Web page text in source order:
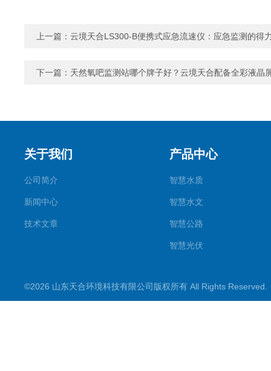
上一篇： 云境天合LS300-B便携式应急流速仪：应急监测的得
下一篇： 天然氧吧监测站哪个牌子好？云境天合配备全彩液晶
关于我们
公司简介
新闻中心
技术文章
产品中心
智慧水质
智慧水文
智慧公路
智慧光伏
智慧农业
©2026 山东天合环境科技有限公司版权所有 All Rights